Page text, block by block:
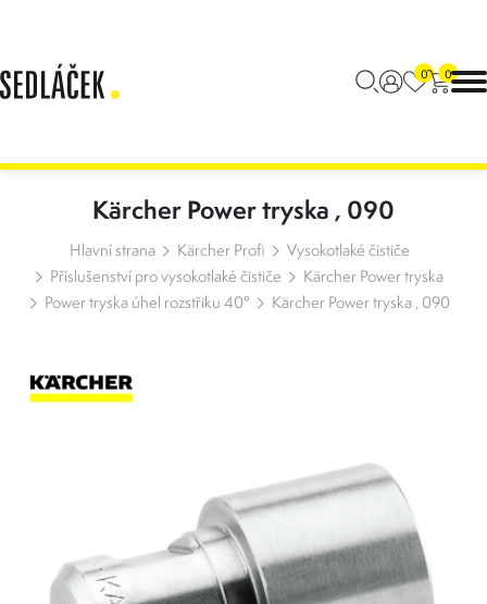
0 0
Kärcher Power tryska , 090
Hlavní strana Kärcher Profi
Vysokotlaké čističe
Příslušenství pro vysokotlaké čističe
Kärcher Power tryska
Power tryska úhel rozstřiku 40°
Kärcher Power tryska , 090